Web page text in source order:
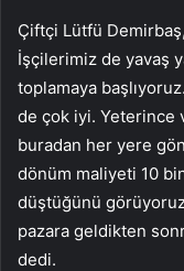
Çiftçi Lütfü
İşçilerimiz de yavaş
toplamaya
de çok iyi. Yeterince
buradan her yere
dönüm maliyeti 10
düştüğünü
pazara geldikten
dedi.